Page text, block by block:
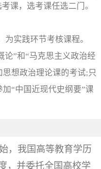
，选考课任选二门。
实践环节考核课程。
”和“马克思主义政治经
想政治理论课的考试;只
“中国近现代史纲要”课
，我国高等教育学历
，并委托全国高校学